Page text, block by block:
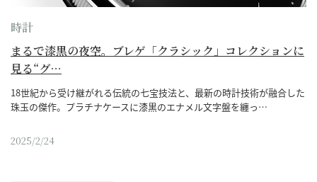
時計
まるで漆黒の夜空。ブレゲ「クラシック」コレクションに
見る“グ…
18世紀から受け継がれる伝統の七宝技法と、最新の時計技術が融合した
珠玉の傑作。プラチナケースに漆黒のエナメル文字盤を纏っ…
2025/2/24